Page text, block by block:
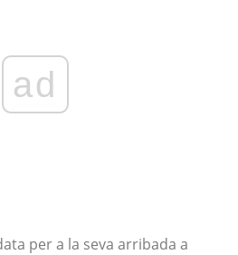
ad
per a la seva arribada a